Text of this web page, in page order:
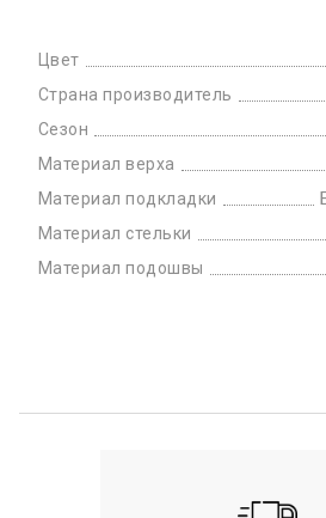
Цвет
Страна производитель
Сезон
Материал верха
Материал подкладки
Материал стельки
Материал подошвы